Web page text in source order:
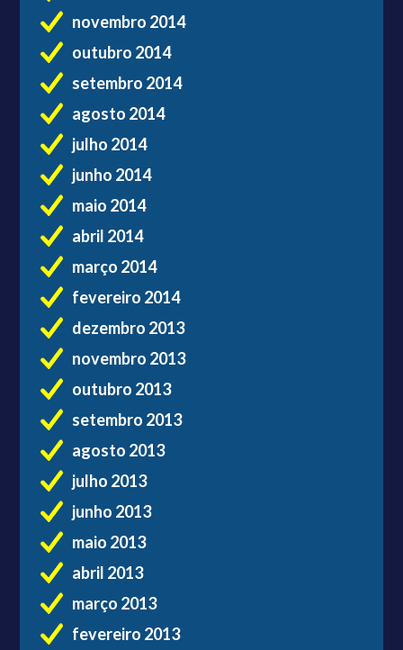
novembro 2014
outubro 2014
setembro 2014
agosto 2014
julho 2014
junho 2014
maio 2014
abril 2014
março 2014
fevereiro 2014
dezembro 2013
novembro 2013
outubro 2013
setembro 2013
agosto 2013
julho 2013
junho 2013
maio 2013
abril 2013
março 2013
fevereiro 2013